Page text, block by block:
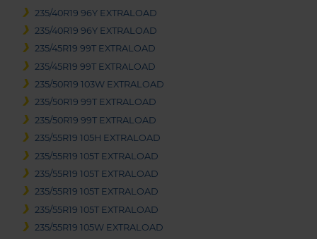
235/40R19 96Y EXTRALOAD
235/40R19 96Y EXTRALOAD
235/45R19 99T EXTRALOAD
235/45R19 99T EXTRALOAD
235/50R19 103W EXTRALOAD
235/50R19 99T EXTRALOAD
235/50R19 99T EXTRALOAD
235/55R19 105H EXTRALOAD
235/55R19 105T EXTRALOAD
235/55R19 105T EXTRALOAD
235/55R19 105T EXTRALOAD
235/55R19 105T EXTRALOAD
235/55R19 105W EXTRALOAD